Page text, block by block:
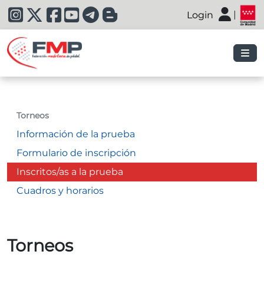
|
Login |
Torneos
Información de la prueba
Formulario de inscripción
Inscritos/as a la prueba
Cuadros y horarios
Torneos